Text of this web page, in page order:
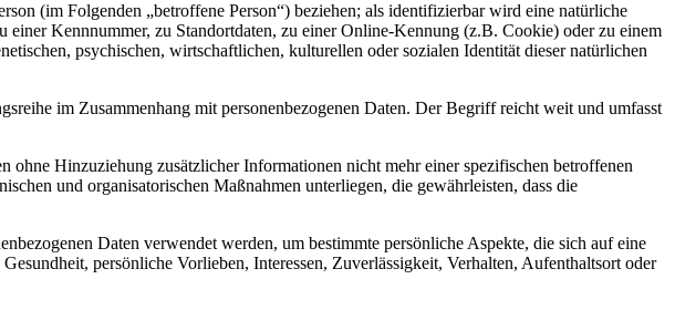
(im Folgenden „betroffene Person“) beziehen; als identifizierbar wird eine natürliche
Kennnummer, zu Standortdaten, zu einer Online-Kennung (z.B. Cookie) oder zu einem
psychischen, wirtschaftlichen, kulturellen oder sozialen Identität dieser natürlichen
im Zusammenhang mit personenbezogenen Daten. Der Begriff reicht weit und umfasst
ohne Hinzuziehung zusätzlicher Informationen nicht mehr einer spezifischen betroffenen
und organisatorischen Maßnahmen unterliegen, die gewährleisten, dass die
Daten verwendet werden, um bestimmte persönliche Aspekte, die sich auf eine
persönliche Vorlieben, Interessen, Zuverlässigkeit, Verhalten, Aufenthaltsort oder